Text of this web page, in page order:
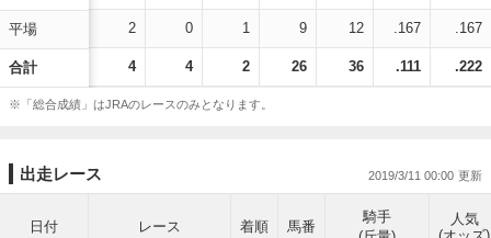
平場
合計
2 0 1 9 12 .167 .167
4 4 2 26 36 .111 .222
※「総合成績」はJRAのレースのみとなります。
出走レース 2019/3/11 00:00
日付 レース 着順 馬番
騎手
人気